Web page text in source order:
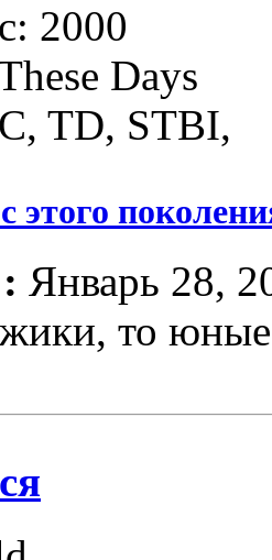
2000
Days
TD, STBI,
этого
Январь 28,
то